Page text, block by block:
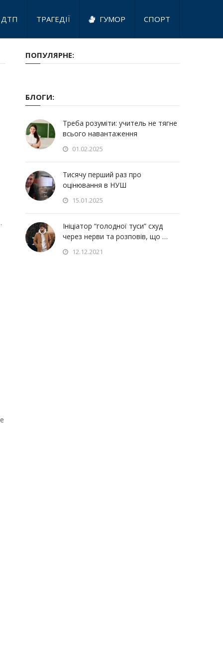
ТРАГЕДІЇ ГУМОР СПОРТ
ПОПУЛЯРНЕ:
БЛОГИ:
Треба розуміти: учитель не тягне
всього навантаження
01.02.2025
Тисячу перший раз про
оцінювання в НУШ
15.01.2025
Ініціатор “голодної туси” схуд
через нерви та розповів, що …
12.12.2021